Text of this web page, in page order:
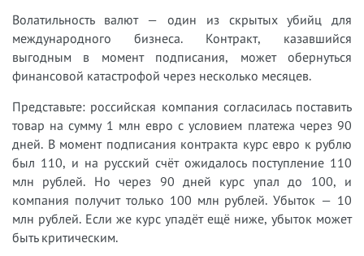
Волатильность валют — один из скрытых убийц для
международного бизнеса. Контракт, казавшийся
выгодным в момент подписания, может обернуться
финансовой катастрофой через несколько месяцев.
Представьте: российская компания согласилась поставить
товар на сумму 1 млн евро с условием платежа через 90
дней. В момент подписания контракта курс евро к рублю
был 110, и на русский счёт ожидалось поступление 110
млн рублей. Но через 90 дней курс упал до 100, и
компания получит только 100 млн рублей. Убыток — 10
млн рублей. Если же курс упадёт ещё ниже, убыток может
быть критическим.